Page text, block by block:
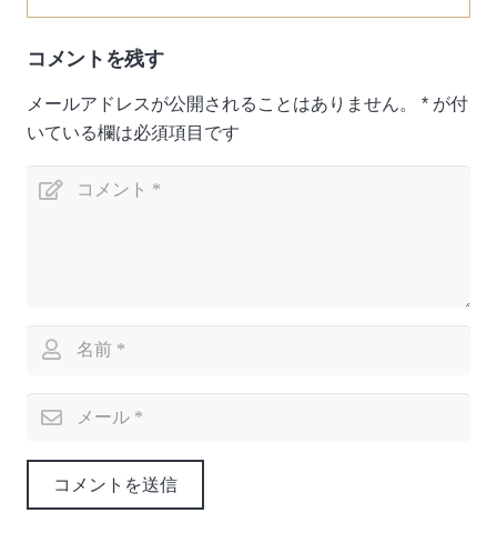
コメントを残す
メールアドレスが公開されることはありません。 * が付
いている欄は必須項目です
コメントを送信